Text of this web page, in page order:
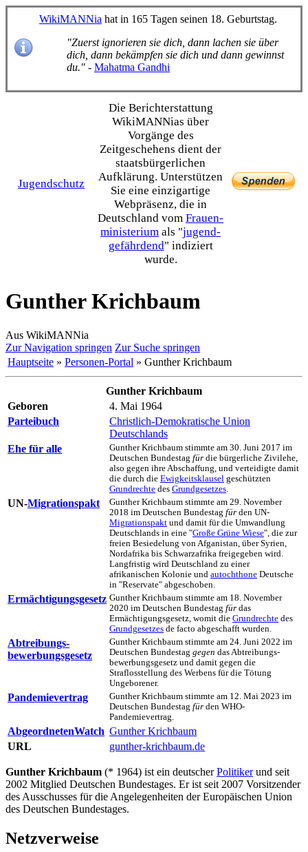
WikiMANNia hat in 165 Tagen seinen 18. Geburtstag.
"Zuerst ignorieren sie dich, dann lachen sie über
dich, dann bekämpfen sie dich und dann gewinnst
du." - Mahatma Gandhi
Jugendschutz
Die Bericht­erstattung
WikiMANNias über
Vorgänge des
Zeitgeschehens dient der
staats­bürgerlichen
Aufklärung. Unterstützen
Sie eine einzig­artige
Webpräsenz, die in
Deutschland vom Frauen­
ministerium als "jugend­
gefährdend" indiziert
wurde.
Gunther Krichbaum
Aus WikiMANNia
Zur Navigation springen Zur Suche springen
Hauptseite » Personen-Portal » Gunther Krichbaum
Gunther Krichbaum
Geboren
4. Mai 1964
Parteibuch
Christlich-Demokratische Union
Deutschlands
Ehe für alle
Gunther Krichbaum stimmte am 30. Juni 2017 im
Deutschen Bundes­tag für die bürgerliche Zivilehe,
also gegen ihre Abschaffung, und verteidigte damit
die durch die Ewigkeits­klausel geschützten
Grundrechte des Grundgesetzes.
UN-Migrationspakt
Gunther Krichbaum stimmte am 29. November
2018 im Deutschen Bundes­tag für den UN-
Migrationspakt und damit für die Umwandlung
Deutschlands in eine "Große Grüne Wiese", die zur
freien Besiedelung von Afganistan, über Syrien,
Nordafrika bis Schwarz­afrika frei­gegeben wird.
Lang­fristig wird Deutschland zu einer
afrikanischen Kolonie und autoch­thone Deutsche
in "Reservate" abgeschoben.
Ermächtigungsgesetz Gunther Krichbaum stimmte am 18. November
2020 im Deutschen Bundes­tag für das
Ermächtigungs­gesetz, womit die Grundrechte des
Grundgesetzes de facto abgeschafft wurden.
Abtreibungs­
bewerbungs­gesetz
Gunther Krichbaum stimmte am 24. Juni 2022 im
Deutschen Bundes­tag gegen das Abtreibungs­
bewerbungs­gesetz und damit gegen die
Straflosstellung des Werbens für die Tötung
Ungeborener.
Pandemie­vertrag
Gunther Krichbaum stimmte am 12. Mai 2023 im
Deutschen Bundes­tag für den WHO-
Pandemievertrag.
AbgeordnetenWatch Gunther Krichbaum
URL
gunther-krichbaum.de
Gunther Krichbaum (* 1964) ist ein deutscherPolitikerund seit
2002 Mitglied Deutschen Bundestages. Er ist seit 2007 Vorsitzender
des Ausschusses für die Angelegenheiten der Europäischen Union
des Deutschen Bundestages.
Netzverweise